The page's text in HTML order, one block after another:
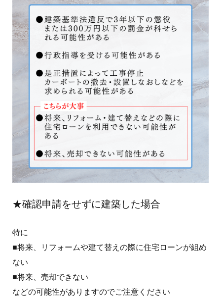
★確認申請をせずに建築した場合
特に
■将来、リフォームや建て替えの際に住宅ローンが組め
ない
■将来、売却できない
などの可能性がありますのでご注意ください